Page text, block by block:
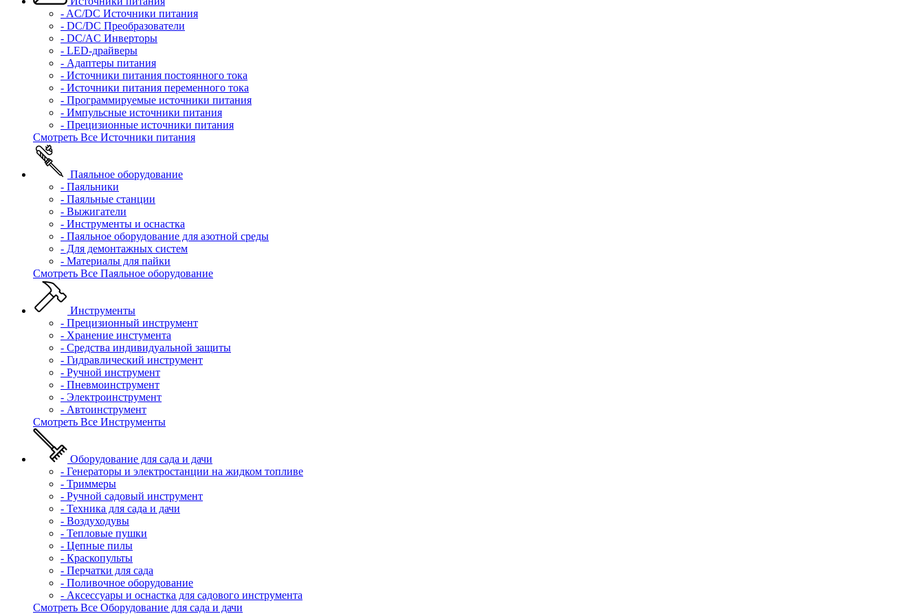
- AC/DC Источники питания
- DC/DC Преобразователи
- DC/AC Инверторы
- LED-драйверы
- Адаптеры питания
- Источники питания постоянного тока
- Источники питания переменного тока
- Программируемые источники питания
- Импульсные источники питания
- Прецизионные источники питания
Смотреть Все Источники питания
Паяльное оборудование
- Паяльники
- Паяльные станции
- Выжигатели
- Инструменты и оснастка
- Паяльное оборудование для азотной среды
- Для демонтажных систем
- Материалы для пайки
Смотреть Все Паяльное оборудование
Инструменты
- Прецизионный инструмент
- Хранение инстумента
- Средства индивидуальной защиты
- Гидравлический инструмент
- Ручной инструмент
- Пневмоинструмент
- Электроинструмент
- Автоинструмент
Смотреть Все Инструменты
Оборудование для сада и дачи
- Генераторы и электростанции на жидком топливе
- Триммеры
- Ручной садовый инструмент
- Техника для сада и дачи
- Воздуходувы
- Тепловые пушки
- Цепные пилы
- Краскопульты
- Перчатки для сада
- Поливочное оборудование
- Аксессуары и оснастка для садового инструмента
Смотреть Все Оборудование для сада и дачи